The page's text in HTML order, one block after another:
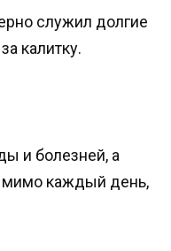
служил долгие
калитку.
и болезней, а
мимо каждый день,